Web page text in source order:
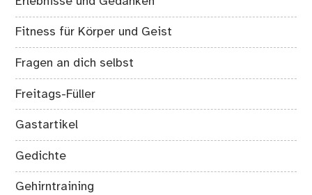
Fitness für Körper und Geist
Fragen an dich selbst
Freitags-Füller
Gastartikel
Gedichte
Gehirntraining